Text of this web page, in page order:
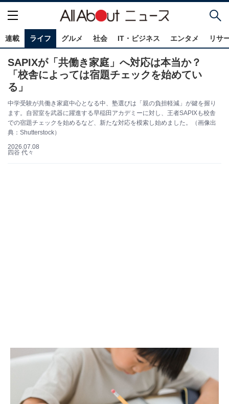
連載 ライフ グルメ 社会 IT・ビジネス エンタメ リサ
SAPIXが「共働き家庭」へ対応は本当か？
「校舎によっては宿題チェックを始めてい
る」
中学受験が共働き家庭中心となる中、塾選びは「親の負担軽減」が鍵を握り
ます。自習室を武器に躍進する早稲田アカデミーに対し、王者SAPIXも校舎
での宿題チェックを始めるなど、新たな対応を模索し始めました。（画像出
典：Shutterstock）
2026.07.08
四谷 代々